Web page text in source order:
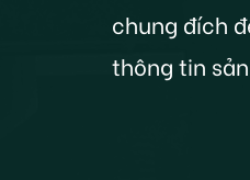
chung đích
thông tin